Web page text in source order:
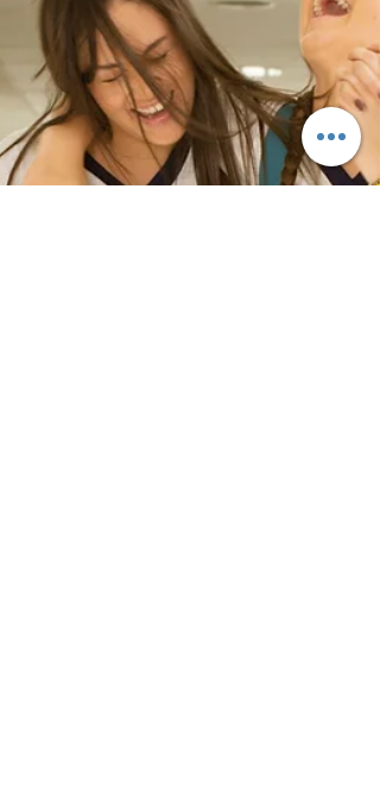
transmisión de valores a nuestros...